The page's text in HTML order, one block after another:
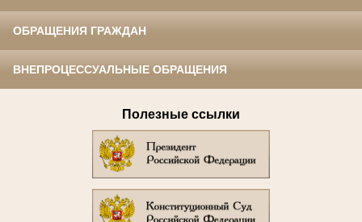
ОБРАЩЕНИЯ ГРАЖДАН
ВНЕПРОЦЕССУАЛЬНЫЕ ОБРАЩЕНИЯ
Полезные ссылки